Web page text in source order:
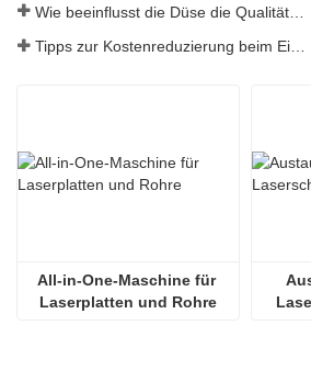
6KW und höher: O2,
5300kg（≥6kw）
12KW und darunter:
All-in-One-Maschine für
Laserplatten und Rohre